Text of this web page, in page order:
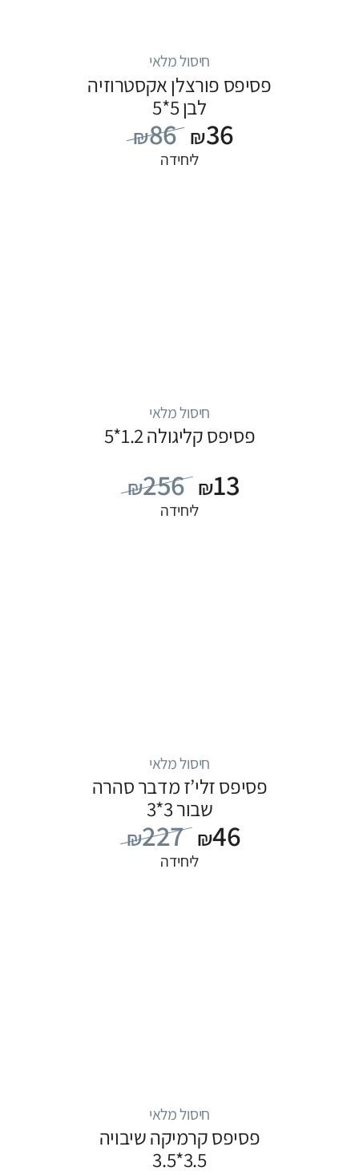
חיסול מלאי
פסיפס פורצלן אקסטרוזיה
לבן 5*5
₪86 ₪36
ליחידה
חיסול מלאי
פסיפס קליגולה 1.2*5
₪256 ₪13
ליחידה
חיסול מלאי
פסיפס זלי’ז מדבר סהרה
שבור 3*3
₪227 ₪46
ליחידה
חיסול מלאי
פסיפס קרמיקה שיבויה
3.5*3.5